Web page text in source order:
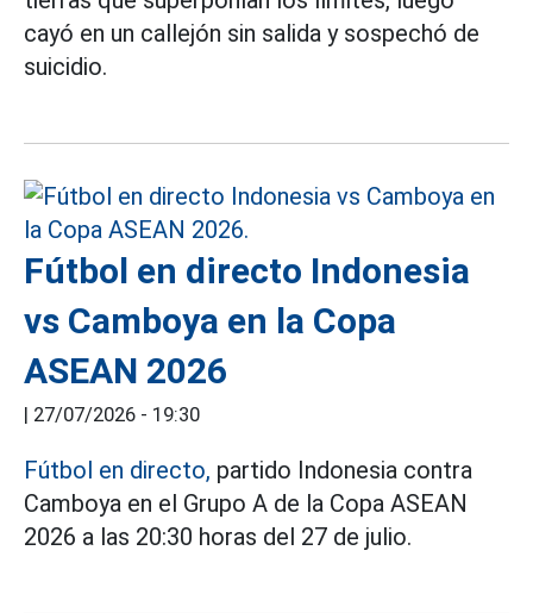
cayó en un callejón sin salida y sospechó de
suicidio.
Fútbol en directo Indonesia
vs Camboya en la Copa
ASEAN 2026
| 27/07/2026 - 19:30
Fútbol en directo, partido Indonesia contra
Camboya en el Grupo A de la Copa ASEAN
2026 a las 20:30 horas del 27 de julio.